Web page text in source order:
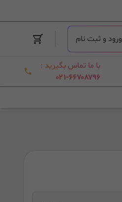
ورود و ثبت نام
با ما تماس بگیرید :
۰۲۱-۶۶۷۰۸۷۹۶